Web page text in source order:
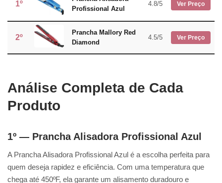
1º
Profissional Azul
4.8/5 Ver Preço
2º
Prancha Mallory Red
Diamond
4.5/5 Ver Preço
Análise Completa de Cada
Produto
1º — Prancha Alisadora Profissional Azul
A Prancha Alisadora Profissional Azul é a escolha perfeita para
quem deseja rapidez e eficiência. Com uma temperatura que
chega até 450ºF, ela garante um alisamento duradouro e